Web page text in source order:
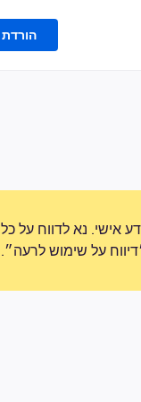
הורדת Firefox
אישי. נא לדווח על כל
על שימוש לרעה״.